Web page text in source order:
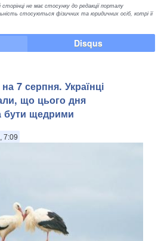
не має стосунку до редакції порталу
стосуються фізичних та юридичних осіб, котрі її
Disqus
7 серпня. Українці
що цього дня
бути щедрими
7:09